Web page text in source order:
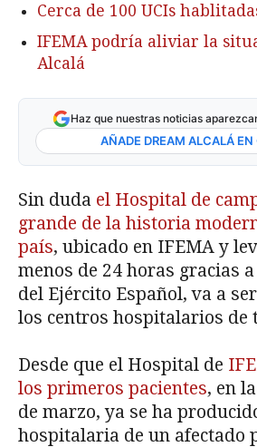
Cerca de 100 UCIs
IFEMA podría aliviar la
Alcalá
Haz que nuestras noticias
AÑADE DREAM ALCALÁ EN
Sin duda el Hospital de
grande de la historia
país, ubicado en IFEMA y
menos de 24 horas gracias
del Ejército Español, va a
los centros hospitalarios de
Desde que el Hospital de
los primeros pacientes, en
de marzo, ya se ha
hospitalaria de un afectado